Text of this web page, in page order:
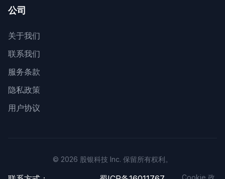
公司
关于我们
联系我们
服务条款
隐私政策
用户协议
© 2026 股银科技 Inc. 保留所有权利。
Cookie 政